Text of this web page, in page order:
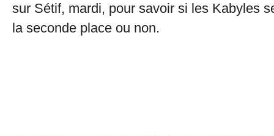
sur Sétif, mardi, pour savoir si les Kabyles
la seconde place ou non.